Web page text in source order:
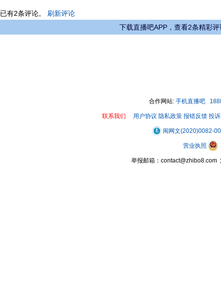
已有2条评论。 刷新评论
下载直播吧APP，查看2条精彩评
合作网站: 手机直播吧
联系我们 用户协议 隐私政策 报错反馈 投
闽网文(2020)0082-
营业执照
举报邮箱：